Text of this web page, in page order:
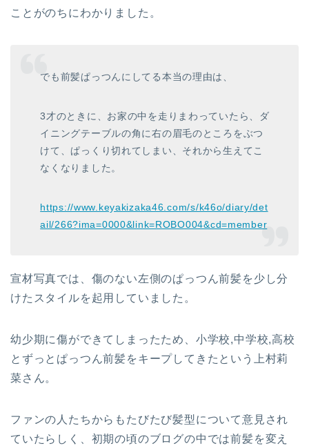
ことがのちにわかりました。
でも前髪ぱっつんにしてる本当の理由は、
3才のときに、お家の中を走りまわっていたら、ダ
イニングテーブルの角に右の眉毛のところをぶつ
けて、ぱっくり切れてしまい、それから生えてこ
なくなりました。
https://www.keyakizaka46.com/s/k46o/diary/det
ail/266?ima=0000&link=ROBO004&cd=member
宣材写真では、傷のない左側のぱっつん前髪を少し分
けたスタイルを起用していました。
幼少期に傷ができてしまったため、小学校,中学校,高校
とずっとぱっつん前髪をキープしてきたという上村莉
菜さん。
ファンの人たちからもたびたび髪型について意見され
ていたらしく、初期の頃のブログの中では前髪を変え